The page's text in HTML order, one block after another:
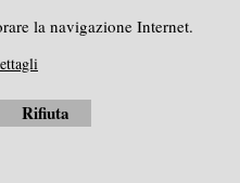
a:
la navigazione Internet.
Rifiuta